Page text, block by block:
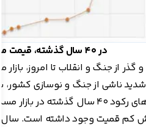
در 40 سال گذشته، قیمت مسکن بیش از 3 هزار برابر شده است.
بعد از سال 60 و گذر از جنگ و انقلاب تا